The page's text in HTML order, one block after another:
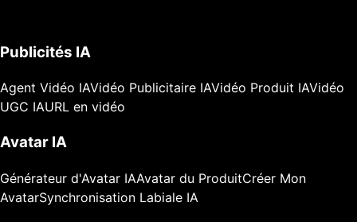
Publicités IA
Agent Vidéo IAVidéo Publicitaire IAVidéo Produit IAVidéo
UGC IAURL en vidéo
Avatar IA
Générateur d'Avatar IAAvatar du ProduitCréer Mon
AvatarSynchronisation Labiale IA